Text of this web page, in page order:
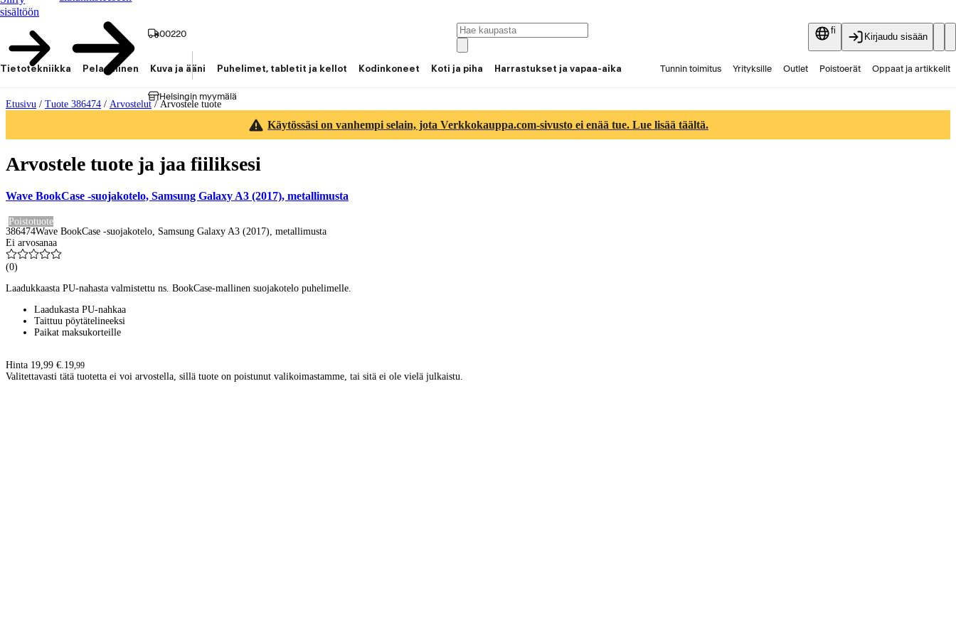
sisältöön
00220
Helsingin myymälä
fi
Kirjaudu sisään
Tietotekniikka Pelaaminen Kuva ja ääni Puhelimet, tabletit ja kellot Kodinkoneet Koti ja piha Harrastukset ja vapaa-aika Tunnin toimitus Yrityksille Outlet Poistoerät Oppaat ja artikkelit
Etusivu / Tuote 386474 / Arvostelut/ Arvostele tuote
Käytössäsi on vanhempi selain, jota Verkkokauppa.com-sivusto ei enää tue. Lue lisää täältä.
Arvostele tuote ja jaa fiiliksesi
Wave BookCase -suojakotelo, Samsung Galaxy A3 (2017), metallimusta
Poistotuote
386474Wave BookCase -suojakotelo, Samsung Galaxy A3 (2017), metallimusta
Ei arvosanaa
(0)
Laadukkaasta PU-nahasta valmistettu ns. BookCase-mallinen suojakotelo puhelimelle.
Laadukasta PU-nahkaa
Taittuu pöytätelineeksi
Paikat maksukorteille
Hinta 19,99 €.19,99
Valitettavasti tätä tuotetta ei voi arvostella, sillä tuote on poistunut valikoimastamme, tai sitä ei ole vielä julkaistu.